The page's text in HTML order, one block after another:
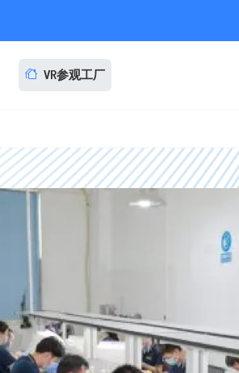
VR参观工厂